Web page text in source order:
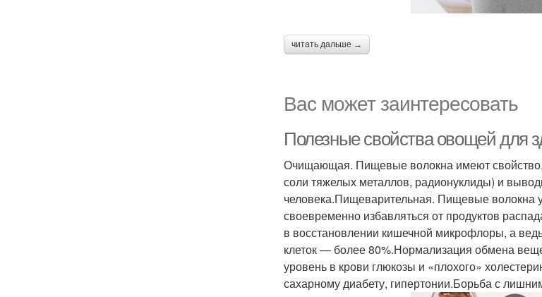
читать дальше →
Вас может заинтересовать
Полезные свойства овощей для
Очищающая. Пищевые волокна имеют свойство,
соли тяжелых металлов, радионуклиды) и
человека.Пищеварительная. Пищевые волокна
своевременно избавляться от продуктов
в восстановлении кишечной микрофлоры, а
клеток — более 80%.Нормализация обмена
уровень в крови глюкозы и «плохого»
сахарному диабету, гипертонии.Борьба с